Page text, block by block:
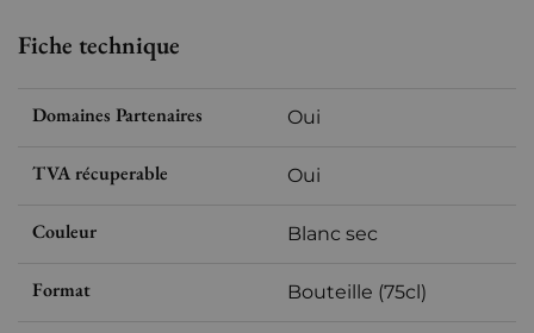
Fiche technique
Domaines Partenaires Oui
TVA récuperable Oui
Couleur Blanc sec
Format Bouteille (75cl)